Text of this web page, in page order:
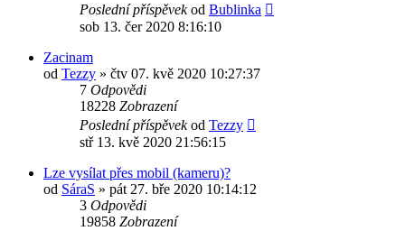
Poslední příspěvekod Bublinka
sob 13. čer 2020 8:16:10
Zacinam
od Tezzy » čtv 07. kvě 2020 10:27:37
7 Odpovědi
18228 Zobrazení
Poslední příspěvekod Tezzy
stř 13. kvě 2020 21:56:15
Lze vysílat přes mobil (kameru)?
od SáraS » pát 27. bře 2020 10:14:12
3 Odpovědi
19858 Zobrazení